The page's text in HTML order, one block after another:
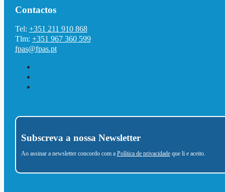
Contactos
Tel: +351 211 910 868
Tlm: +351 967 360 599
fpas@fpas.pt
Subscreva a nossa Newsletter
Ao assinar a newsletter concordo com a Política de privacidadeque li e aceito.